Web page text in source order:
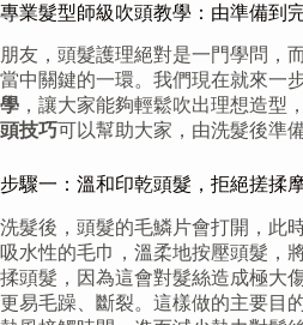
專業髮型師級吹頭教學：由準備到
朋友，頭髮護理絕對是一門學問，
當中關鍵的一環。我們現在就來一
學 ，讓大家能夠輕鬆吹出理想造型
頭技巧可以幫助大家，由洗髮後準
步驟一：溫和印乾頭髮，拒絕搓揉
洗髮後，頭髮的毛鱗片會打開，此
吸水性的毛巾，溫柔地按壓頭髮，
揉頭髮，因為這會對髮絲造成極大
更易毛躁、斷裂。這樣做的主要目